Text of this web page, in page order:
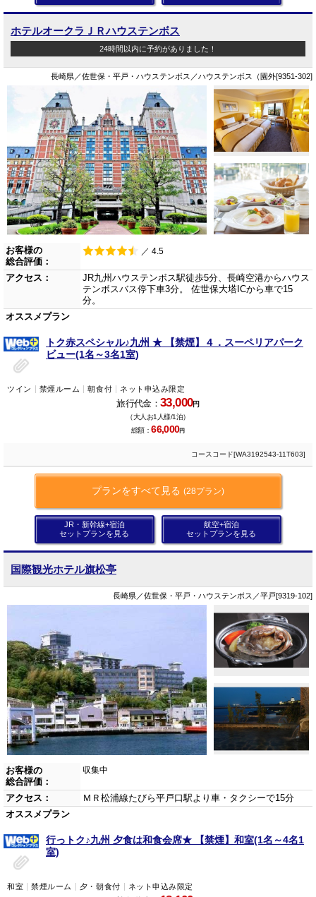
ホテルオークラＪＲハウステンボス
24時間以内に予約がありました！
長崎県／佐世保・平戸・ハウステンボス／ハウステンボス（園外[9351-302]
お客様の
総合評価：
／ 4.5
アクセス：
JR九州ハウステンボス駅徒歩5分、長崎空港からハウス
テンボスバス停下車3分。 佐世保大塔ICから車で15
分。
オススメプラン
トク赤スペシャル♪九州 ★ 【禁煙】４．スーペリアパーク
ビュー(1名～3名1室)
ツイン 禁煙ルーム 朝食付 ネット申込み限定
旅行代金：33,000円
（大人お1人様/1泊）
総額：66,000円
コースコード[WA3192543-11T603]
プランをすべて見る (28プラン)
JR・新幹線+宿泊
セットプランを見る
航空+宿泊
セットプランを見る
国際観光ホテル旗松亭
長崎県／佐世保・平戸・ハウステンボス／平戸[9319-102]
お客様の
総合評価：
収集中
アクセス：
ＭＲ松浦線たびら平戸口駅より車・タクシーで15分
オススメプラン
行っトク♪九州 夕食は和食会席★ 【禁煙】和室(1名～4名1
室)
和室 禁煙ルーム 夕・朝食付 ネット申込み限定